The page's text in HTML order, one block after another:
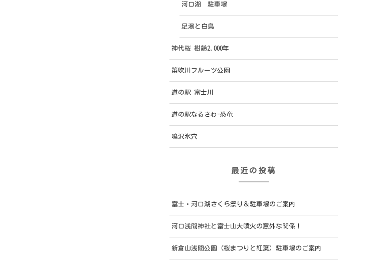
河口湖 駐車場
足湯と白鳥
神代桜 樹齢2,000年
笛吹川フルーツ公園
道の駅 富士川
道の駅なるさわ-恐竜
鳴沢氷穴
最近の投稿
富士・河口湖さくら祭り＆駐車場のご案内
河口浅間神社と富士山大噴火の意外な関係！
新倉山浅間公園（桜まつりと紅葉）駐車場のご案内